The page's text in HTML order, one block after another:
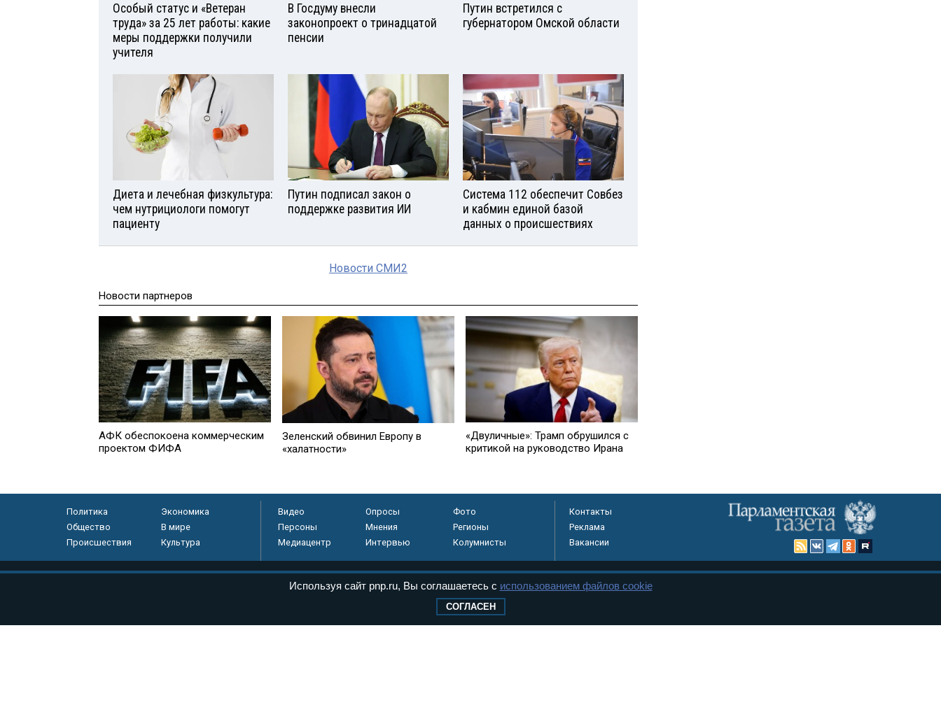
Особый статус и «Ветеран
труда» за 25 лет работы: какие
меры поддержки получили
учителя
В Госдуму внесли
законопроект о тринадцатой
пенсии
Путин встретился с
губернатором Омской области
Диета и лечебная физкультура:
чем нутрициологи помогут
пациенту
Путин подписал закон о
поддержке развития ИИ
Система 112 обеспечит Совбез
и кабмин единой базой
данных о происшествиях
Новости СМИ2
Новости партнеров
АФК обеспокоена коммерческим
проектом ФИФА
Зеленский обвинил Европу в
«халатности»
«Двуличные»: Трамп обрушился с
критикой на руководство Ирана
Политика
Экономика
Общество
В мире
Происшествия
Культура
Видео Опросы
Фото
Персоны
Мнения
Регионы
Медиацентр
Интервью Колумнисты
Контакты
Реклама
Вакансии
Используя сайт pnp.ru, Вы соглашаетесь с использованием файлов cookie
СОГЛАСЕН